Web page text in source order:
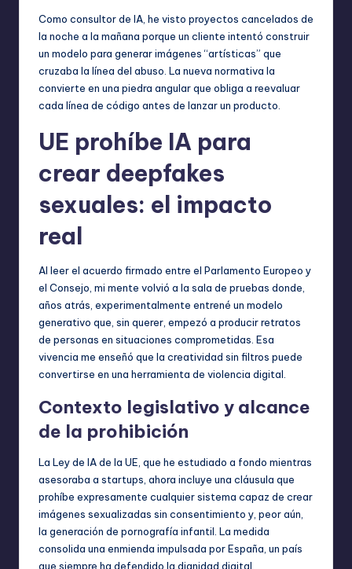
Como consultor de IA, he visto proyectos cancelados de
la noche a la mañana porque un cliente intentó construir
un modelo para generar imágenes “artísticas” que
cruzaba la línea del abuso. La nueva normativa la
convierte en una piedra angular que obliga a reevaluar
cada línea de código antes de lanzar un producto.
UE prohíbe IA para
crear deepfakes
sexuales: el impacto
real
Al leer el acuerdo firmado entre el Parlamento Europeo y
el Consejo, mi mente volvió a la sala de pruebas donde,
años atrás, experimentalmente entrené un modelo
generativo que, sin querer, empezó a producir retratos
de personas en situaciones comprometidas. Esa
vivencia me enseñó que la creatividad sin filtros puede
convertirse en una herramienta de violencia digital.
Contexto legislativo y alcance
de la prohibición
La Ley de IA de la UE, que he estudiado a fondo mientras
asesoraba a startups, ahora incluye una cláusula que
prohíbe expresamente cualquier sistema capaz de crear
imágenes sexualizadas sin consentimiento y, peor aún,
la generación de pornografía infantil. La medida
consolida una enmienda impulsada por España, un país
que siempre ha defendido la dignidad digital.